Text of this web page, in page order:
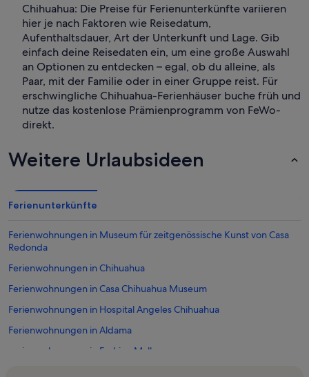
Chihuahua: Die Preise für Ferienunterkünfte variieren
hier je nach Faktoren wie Reisedatum,
Aufenthaltsdauer, Art der Unterkunft und Lage. Gib
einfach deine Reisedaten ein, um eine große Auswahl
an Optionen zu entdecken – egal, ob du alleine, als
Paar, mit der Familie oder in einer Gruppe reist. Für
erschwingliche Chihuahua-Ferienhäuser buche früh und
nutze das kostenlose Prämienprogramm von FeWo-
direkt.
Weitere Urlaubsideen
Ferienunterkünfte
Ferienwohnungen in Museum für zeitgenössische Kunst von Casa
Redonda
Ferienwohnungen in Chihuahua
Ferienwohnungen in Casa Chihuahua Museum
Ferienwohnungen in Hospital Angeles Chihuahua
Ferienwohnungen in Aldama
Ferienwohnungen in Fashion Mall